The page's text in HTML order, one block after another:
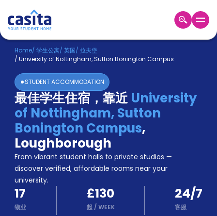
Home ZH GBP
登
入
Booking
Accommodation
About
us
Blog
Refer
And
Earn
Become
A
Partner
Help
and
Phone
Home/ 学生公寓/ 英国/ 拉夫堡
/ University of Nottingham, Sutton Bonington Campus
STUDENT ACCOMMODATION
最佳学生住宿，靠近University
of Nottingham, Sutton
Bonington Campus,
Loughborough
From vibrant student halls to private studios —
discover verified, affordable rooms near your
university.
17
物业
£130
起 / WEEK
24/7
客服